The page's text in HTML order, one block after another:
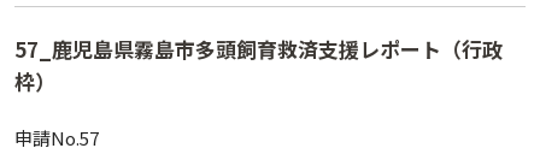
57_鹿児島県霧島市多頭飼育救済支援レポート（行政
枠）
申請No.57